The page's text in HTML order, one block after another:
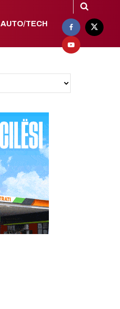
AUTO/TECH